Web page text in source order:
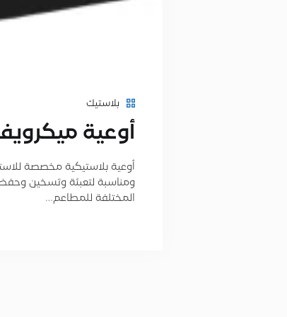
بلاستيك
أوعية
أوعية بلاستيكية مخصصة
ومناسبة لتعبئة وتسخين وحفظ
المختلفة للمطاعم…